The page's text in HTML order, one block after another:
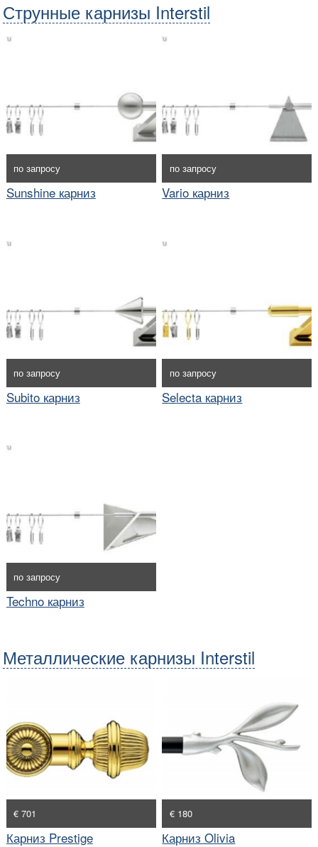
Струнные карнизы Interstil
по запросу
Sunshine карниз
по запросу
Vario карниз
по запросу
Subito карниз
по запросу
Selecta карниз
по запросу
Techno карниз
Металлические карнизы Interstil
€ 701
Карниз Prestige
€ 180
Карниз Olivia